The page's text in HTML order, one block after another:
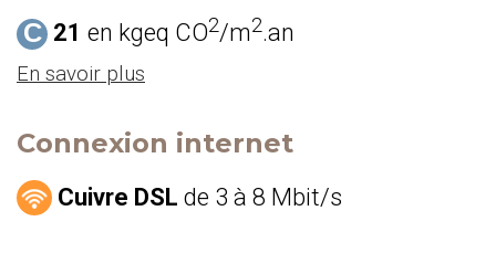
C 21 en kgeq CO2/m2.an
En savoir plus
Connexion internet
Cuivre DSL de 3 à 8 Mbit/s